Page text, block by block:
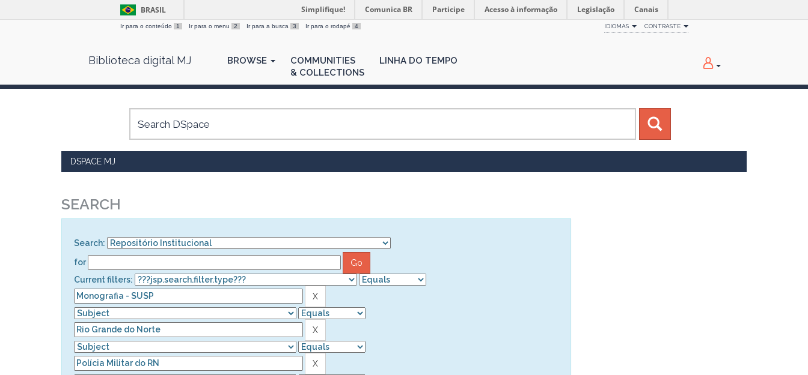
BRASIL Simplifique! Comunica BR Participe Acesso à informação Legislação Canais
Ir para o conteúdo 1 Ir para o menu 2 Ir para a busca 3 Ir para o rodapé 4 IDIOMAS CONTRASTE
Biblioteca digital MJ BROWSE
COMMUNITIES
& COLLECTIONS
LINHA DO TEMPO
DSPACE MJ
SEARCH
Search:
for
Current filters: